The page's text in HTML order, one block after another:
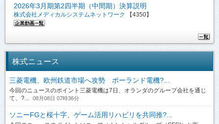
2026年3月期第2四半期（中間期）決算説明
株式会社メディカルシステムネットワーク 【4350】
株式ニュース
三菱電機、欧州鉄道市場へ攻勢 ポーランド電機?...
今回のニュースのポイント三菱電機は7日、オランダのグループ会社を通じ
て、?...
08月08日 07時36分
ソニーFGと桜十字、ゲーム活用リハビリを共同推?...